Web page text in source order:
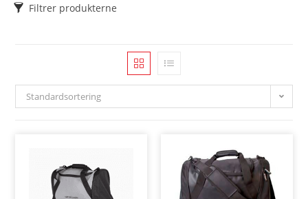
Filtrer produkterne
Standardsortering